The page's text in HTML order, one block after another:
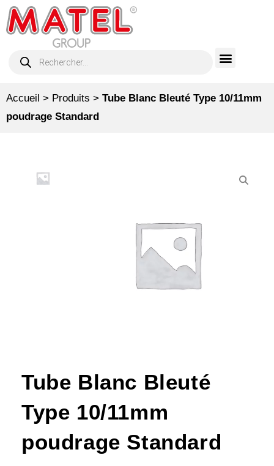
Accueil > Produits > Tube Blanc Bleuté Type 10/11mm
poudrage Standard
Tube Blanc Bleuté
Type 10/11mm
poudrage Standard